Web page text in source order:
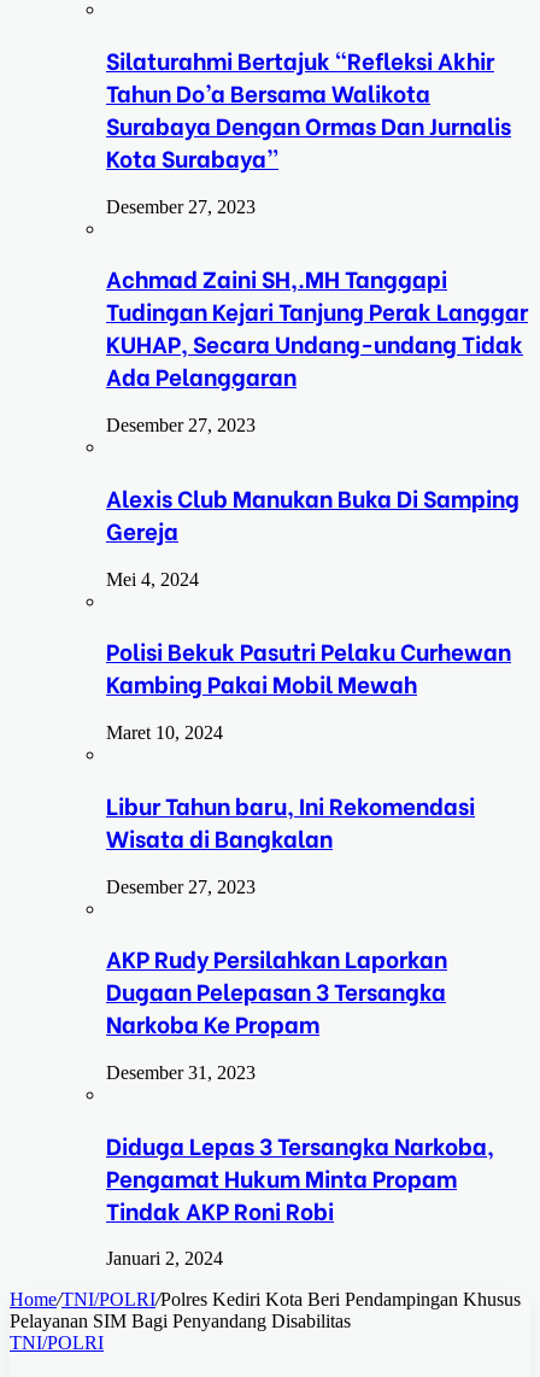
Silaturahmi Bertajuk “Refleksi Akhir
Tahun Do’a Bersama Walikota
Surabaya Dengan Ormas Dan Jurnalis
Kota Surabaya”
Desember 27, 2023
Achmad Zaini SH,.MH Tanggapi
Tudingan Kejari Tanjung Perak Langgar
KUHAP, Secara Undang-undang Tidak
Ada Pelanggaran
Desember 27, 2023
Alexis Club Manukan Buka Di Samping
Gereja
Mei 4, 2024
Polisi Bekuk Pasutri Pelaku Curhewan
Kambing Pakai Mobil Mewah
Maret 10, 2024
Libur Tahun baru, Ini Rekomendasi
Wisata di Bangkalan
Desember 27, 2023
AKP Rudy Persilahkan Laporkan
Dugaan Pelepasan 3 Tersangka
Narkoba Ke Propam
Desember 31, 2023
Diduga Lepas 3 Tersangka Narkoba,
Pengamat Hukum Minta Propam
Tindak AKP Roni Robi
Januari 2, 2024
Home/TNI/POLRI/Polres Kediri Kota Beri Pendampingan Khusus
Pelayanan SIM Bagi Penyandang Disabilitas
TNI/POLRI